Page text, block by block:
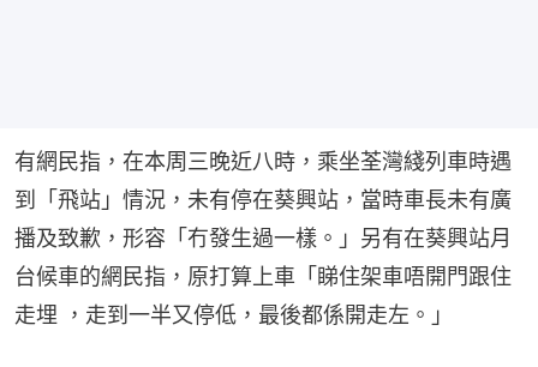
有網民指，在本周三晚近八時，乘坐荃灣綫列車時遇
到「飛站」情況，未有停在葵興站，當時車長未有廣
播及致歉，形容「冇發生過一樣。」另有在葵興站月
台候車的網民指，原打算上車「睇住架車唔開門跟住
走埋 ，走到一半又停低，最後都係開走左。」